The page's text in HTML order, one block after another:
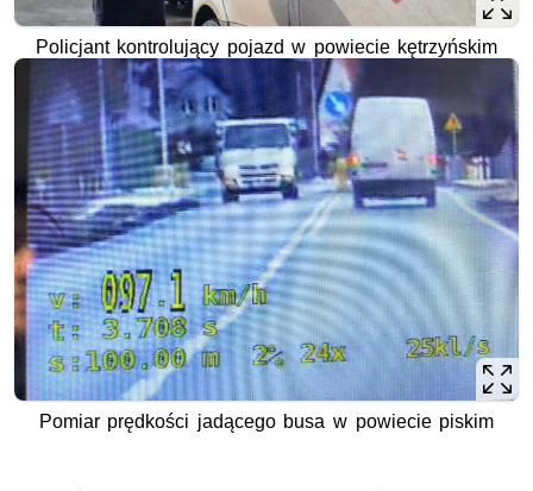
Policjant kontrolujący pojazd w powiecie kętrzyńskim
Pomiar prędkości jadącego busa w powiecie piskim